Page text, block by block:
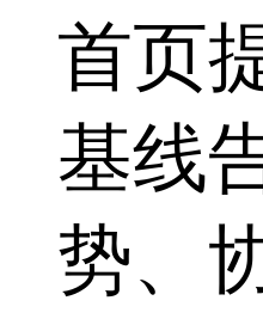
首页
基线
势、